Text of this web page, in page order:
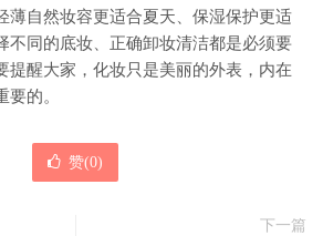
薄自然妆容更适合夏天、保湿保护更适
不同的底妆、正确卸妆清洁都是必须要
提醒大家，化妆只是美丽的外表，内在
的。
赞(0)
下一篇